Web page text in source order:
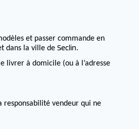
et passer commande en
dans la ville de Seclin.
livrer à domicile (ou à l’adresse
responsabilité vendeur qui ne